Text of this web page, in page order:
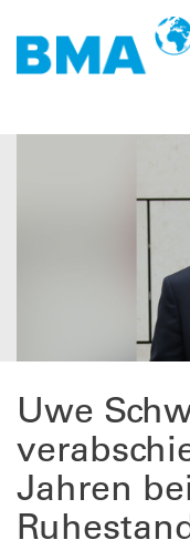
Uwe
Jahren